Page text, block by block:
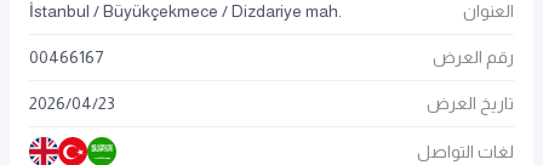
العنوان İstanbul / Büyükçekmece / Dizdariye mah.
رقم العرض 00466167
تاريخ العرض 2026/04/23
لغات التواصل